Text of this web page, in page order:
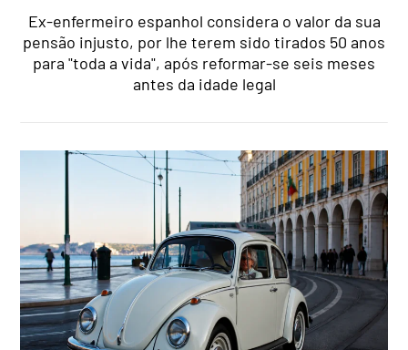
Ex-enfermeiro espanhol considera o valor da sua
pensão injusto, por lhe terem sido tirados 50 anos
para "toda a vida", após reformar-se seis meses
antes da idade legal